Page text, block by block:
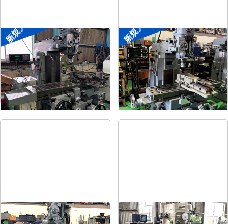
新規入荷
#2ラムフライス盤
メーカー 静岡
形 式 VHR-SD
年 式-
新規入荷
#1ラムフライス盤
メーカー 静岡
形 式 ST-BC
年 式-
#1.5ラムフライス盤 #2立フライス盤